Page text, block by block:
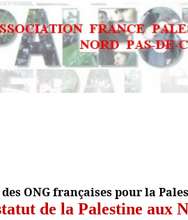
ONG françaises pour la
de la Palestine aux